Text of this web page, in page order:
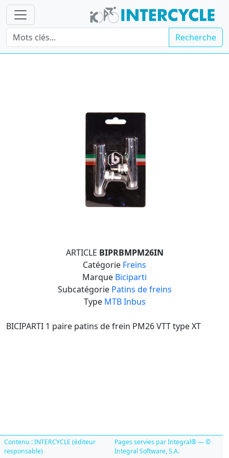
Recherche
ARTICLE BIPRBMPM26IN
Catégorie Freins
Marque Biciparti
Subcatégorie Patins de freins
Type MTB Inbus
BICIPARTI 1 paire patins de frein PM26 VTT type XT
Contenu : INTERCYCLE (éditeur
responsable)
Pages servies par Integral® — ©
Integral Software, S.A.